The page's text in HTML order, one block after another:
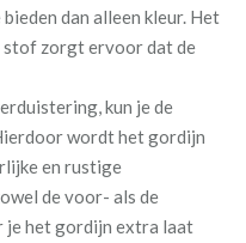
2-3 weken
polyester
dan alleen kleur. Het
zorgt ervoor dat de
kun je de
wordt het gordijn
en rustige
de voor- als de
je het gordijn extra laat